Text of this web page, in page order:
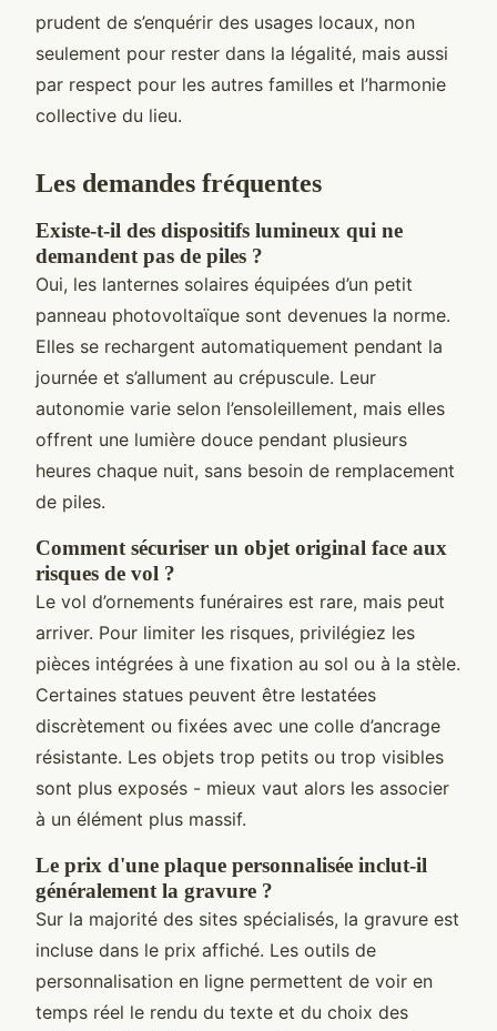
prudent de s’enquérir des usages locaux, non
seulement pour rester dans la légalité, mais aussi
par respect pour les autres familles et l’harmonie
collective du lieu.
Les demandes fréquentes
Existe-t-il des dispositifs lumineux qui ne
demandent pas de piles ?
Oui, les lanternes solaires équipées d’un petit
panneau photovoltaïque sont devenues la norme.
Elles se rechargent automatiquement pendant la
journée et s’allument au crépuscule. Leur
autonomie varie selon l’ensoleillement, mais elles
offrent une lumière douce pendant plusieurs
heures chaque nuit, sans besoin de remplacement
de piles.
Comment sécuriser un objet original face aux
risques de vol ?
Le vol d’ornements funéraires est rare, mais peut
arriver. Pour limiter les risques, privilégiez les
pièces intégrées à une fixation au sol ou à la stèle.
Certaines statues peuvent être lestatées
discrètement ou fixées avec une colle d’ancrage
résistante. Les objets trop petits ou trop visibles
sont plus exposés - mieux vaut alors les associer
à un élément plus massif.
Le prix d'une plaque personnalisée inclut-il
généralement la gravure ?
Sur la majorité des sites spécialisés, la gravure est
incluse dans le prix affiché. Les outils de
personnalisation en ligne permettent de voir en
temps réel le rendu du texte et du choix des